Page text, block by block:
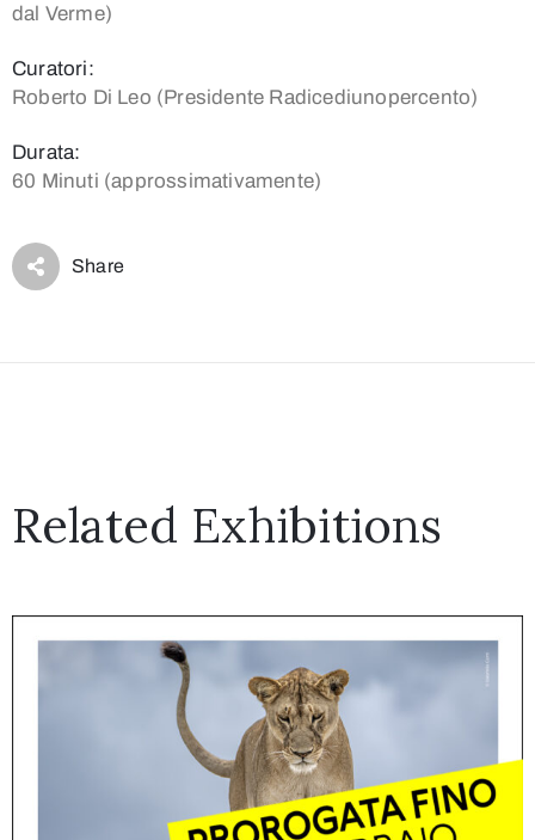
dal Verme)
Curatori:
Roberto Di Leo (Presidente Radicediunopercento)
Durata:
60 Minuti (approssimativamente)
Share
Related Exhibitions